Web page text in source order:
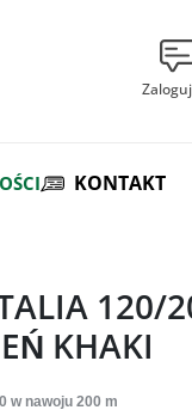
KONTAKT
120/
KHAKI
w nawoju 200 m